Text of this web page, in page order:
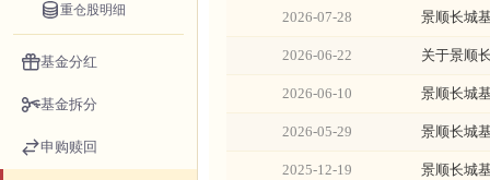
重仓股明细
基金分红
基金拆分
申购赎回
2026-07-28 景顺长城
2026-06-22 关于景顺
2026-06-10 景顺长城
2026-05-29 景顺长城
2025-12-19 景顺长城